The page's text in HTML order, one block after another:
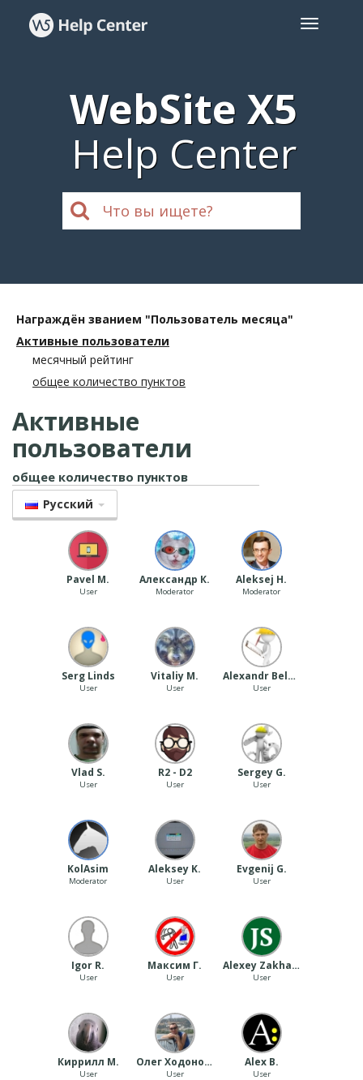
WebSite X5
Help Center
Награждён званием "Пользователь месяца"
Активные пользователи
месячный рейтинг
общее количество пунктов
Активные
пользователи
общее количество пунктов
Pусский
Pavel M.
User
Александр К.
Moderator
Aleksej H.
Moderator
Serg Linds
User
Vitaliy M.
User
Alexandr Belyakov
User
Vlad S.
User
R2 - D2
User
Sergey G.
User
‪ KolAsim ‪ ‪
Moderator
Aleksey K.
User
Evgenij G.
User
Igor R.
User
Максим Г.
User
Alexey Zakharov
User
Киррилл M.
User
Олег Ходонович
User
Alex B.
User